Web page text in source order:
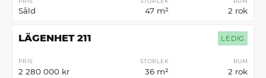
Såld 47 m² 2 rok
LÄGENHET 211
PRIS
2 280 000 kr
STORLEK
36 m²
RUM
2 rok
LEDIG